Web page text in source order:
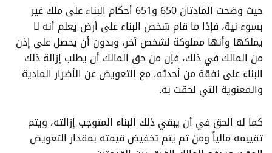
حيث وضحت المادتان 650 و651 أحكام البناء على ملك غير
بسوء نية، فإذا ما قام شخص البناء على أرض يعلم أنه لا
يملكها وأنها مملوكة لشخص آخر، وبدون أن يحصل على إذن
من المالك في ذلك، فإن من حق المالك أن يطلب إزالة ذلك
البناء على نفقة من أحدثه، مع التعويض عن الأضرار المادية
والمعنوية التي لحقت به.
كما له الحق في أن يبقي ذلك البناء المتوجب إزالته، ويتم
تقييمه مالياً ومن ثم يتم تخفيض قيمته بمقدار التعويض